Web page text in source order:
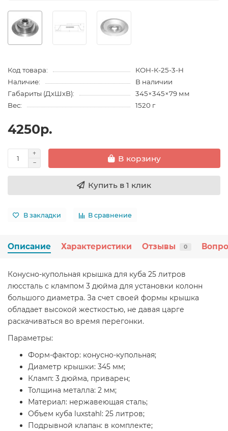
Код товара:
КОН-К-25-3-Н
Наличие:
В наличии
Габариты (ДхШхВ):
345×345×79 мм
Вес:
1520 г
4250р.
В корзину
Купить в 1 клик
В закладки В сравнение
Описание Характеристики Отзывы 0
Конусно-купольная крышка для куба 25 литров
люссталь с клампом 3 дюйма для установки колонн
большого диаметра. За счет своей формы крышка
обладает высокой жесткостью, не давая царге
раскачиваться во время перегонки.
Параметры:
Форм-фактор: конусно-купольная;
Диаметр крышки: 345 мм;
Кламп: 3 дюйма, приварен;
Толщина металла: 2 мм;
Материал: нержавеющая сталь;
Объем куба luxstahl: 25 литров;
Подрывной клапан: в комплекте;